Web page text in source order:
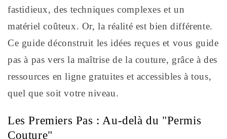
fastidieux, des techniques complexes et un
matériel coûteux. Or, la réalité est bien différente.
Ce guide déconstruit les idées reçues et vous guide
pas à pas vers la maîtrise de la couture, grâce à des
ressources en ligne gratuites et accessibles à tous,
quel que soit votre niveau.
Les Premiers Pas : Au-delà du "Permis
Couture"